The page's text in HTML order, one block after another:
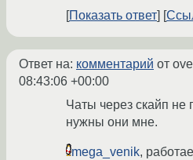
Показать ответ
Ответ на: комментарий от
08:43:06 +00:00
Чаты через скайп не
нужны они мне.
mega_venik,